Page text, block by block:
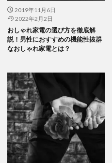
2019年11月6日
2022年2月2日
おしゃれ家電の選び方を徹底解
説！男性におすすめの機能性抜群
なおしゃれ家電とは？